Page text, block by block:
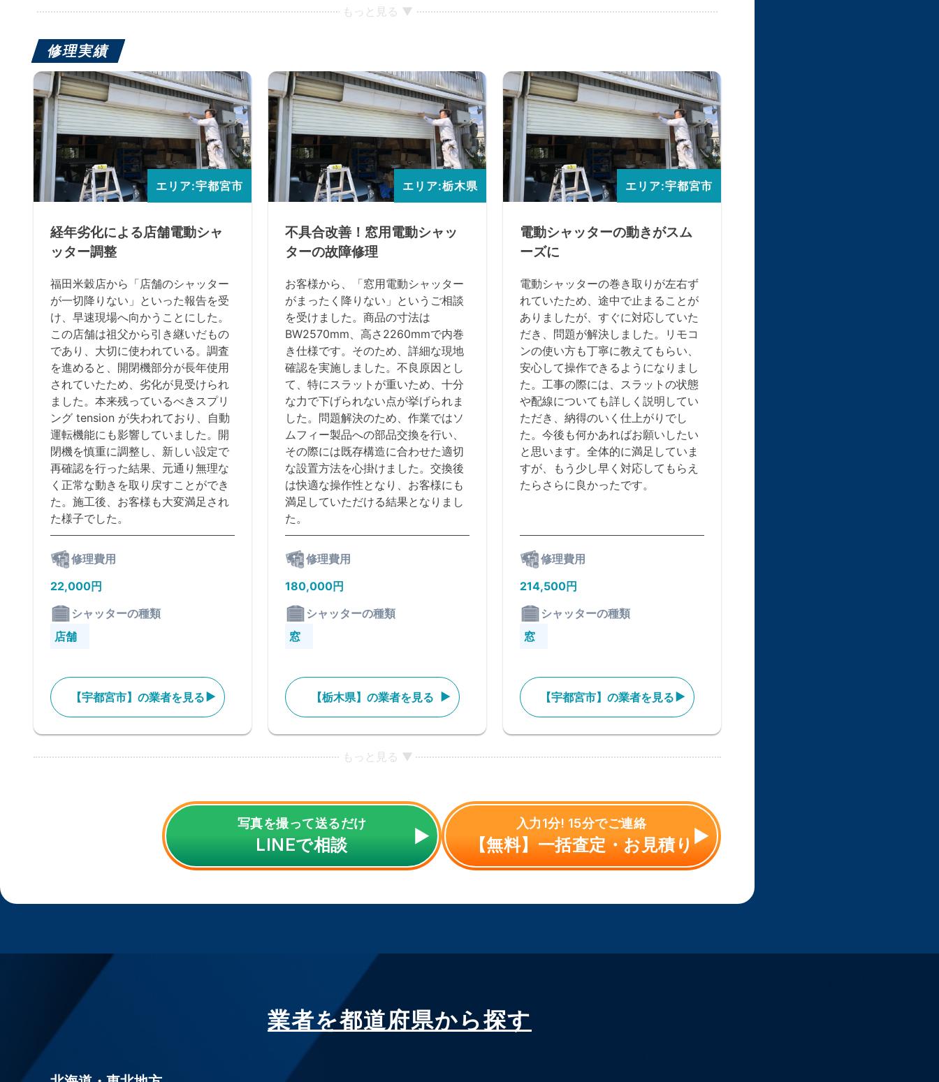
もっと見る ▼
修理実績
エリア:宇都宮市
経年劣化による店舗電動シャ
ッター調整
福田米穀店から「店舗のシャッター
が一切降りない」といった報告を受
け、早速現場へ向かうことにした。
この店舗は祖父から引き継いだもの
であり、大切に使われている。調査
を進めると、開閉機部分が長年使用
されていたため、劣化が見受けられ
ました。本来残っているべきスプリ
ング tension が失われており、自動
運転機能にも影響していました。開
閉機を慎重に調整し、新しい設定で
再確認を行った結果、元通り無理な
く正常な動きを取り戻すことができ
た。施工後、お客様も大変満足され
た様子でした。
修理費用
22,000円
シャッターの種類
店舗
【宇都宮市】の業者を見る
エリア:栃木県
不具合改善！窓用電動シャッ
ターの故障修理
お客様から、「窓用電動シャッター
がまったく降りない」というご相談
を受けました。商品の寸法は
BW2570mm、高さ2260mmで内巻
き仕様です。そのため、詳細な現地
確認を実施しました。不良原因とし
て、特にスラットが重いため、十分
な力で下げられない点が挙げられま
した。問題解決のため、作業ではソ
ムフィー製品への部品交換を行い、
その際には既存構造に合わせた適切
な設置方法を心掛けました。交換後
は快適な操作性となり、お客様にも
満足していただける結果となりまし
た。
修理費用
180,000円
シャッターの種類
窓
【栃木県】の業者を見る
エリア:宇都宮市
電動シャッターの動きがスム
ーズに
電動シャッターの巻き取りが左右ず
れていたため、途中で止まることが
ありましたが、すぐに対応していた
だき、問題が解決しました。リモコ
ンの使い方も丁寧に教えてもらい、
安心して操作できるようになりまし
た。工事の際には、スラットの状態
や配線についても詳しく説明してい
ただき、納得のいく仕上がりでし
た。今後も何かあればお願いしたい
と思います。全体的に満足していま
すが、もう少し早く対応してもらえ
たらさらに良かったです。
修理費用
214,500円
シャッターの種類
窓
【宇都宮市】の業者を見る
もっと見る ▼
写真を撮って送るだけ
LINEで相談
入力1分! 15分でご連絡
【無料】一括査定・お見積り
業者を都道府県から探す